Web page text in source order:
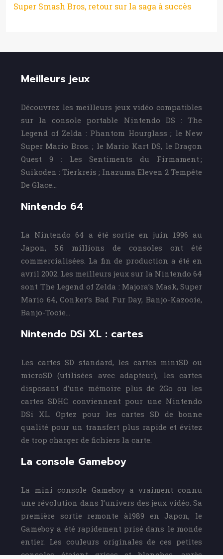
Super Smash Bros, retour sur la saga à succès
Meilleurs jeux
Découvrez les meilleurs jeux vidéo compatibles
sur la console portable Nintendo DS : The
Legend of Zelda : Phantom Hourglass ; le New
Super Mario Bros. ; le Mario Kart DS, le Dragon
Quest 9 : Les Sentiments du Firmament ;
Suikoden : Tierkreis ; Inazuma Eleven 2 Tempête
De Glace…
Nintendo 64
La Nintendo 64 a été sortie en juin 1996 au
Japon, 5.6 millions de consoles ont été
commercialisées. La fin de production a été en
avril 2002. Les meilleurs jeux sur la Nintendo 64
sont The Legend of Zelda : Majora’s Mask, Super
Mario 64, Conker’s Bad Fur Day, Banjo-Kazooie,
Banjo-Tooie…
Nintendo DSi XL : cartes
Les cartes SD standard, les cartes miniSD ou
microSD (utilisées avec adapteur), les cartes
disposant d’une mémoire plus de 2Go ou les
cartes SDHC conviennent pour une Nintendo
DSi XL. Optez pour les cartes SD de bonne
qualité pour un transfert plus rapide et évitez
de trop charger de fichiers la carte.
La console Gameboy
La mini console Gameboy a vraiment connu
une révolution dans l’univers des jeux vidéo. Sa
première sortie remonte à1989 en Japon, le
Gameboy a été rapidement prisé dans le monde
entier. Les couleurs originales de ces petites
consoles étaient grises et blanches, après